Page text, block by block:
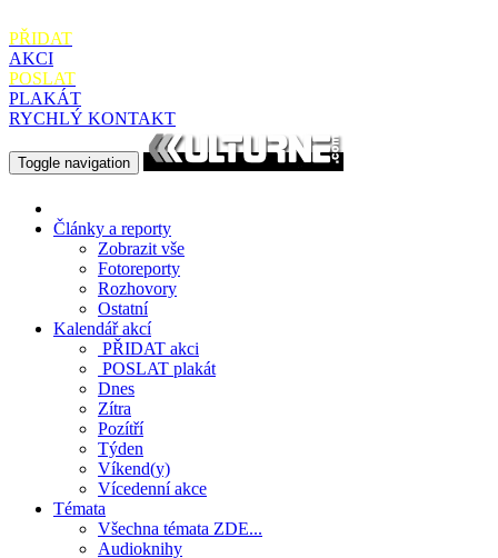
PŘIDAT
AKCI
POSLAT
PLAKÁT
RYCHLÝ KONTAKT
Toggle navigation
Články a reporty
Zobrazit vše
Fotoreporty
Rozhovory
Ostatní
Kalendář akcí
PŘIDAT akci
POSLAT plakát
Dnes
Zítra
Pozítří
Týden
Víkend(y)
Vícedenní akce
Témata
Všechna témata ZDE...
Audioknihy